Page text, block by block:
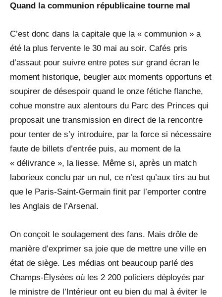
Quand la communion républicaine tourne mal
C’est donc dans la capitale que la « communion » a
été la plus fervente le 30 mai au soir. Cafés pris
d’assaut pour suivre entre potes sur grand écran le
moment historique, beugler aux moments opportuns et
soupirer de désespoir quand le onze fétiche flanche,
cohue monstre aux alentours du Parc des Princes qui
proposait une transmission en direct de la rencontre
pour tenter de s’y introduire, par la force si nécessaire
faute de billets d’entrée puis, au moment de la
« délivrance », la liesse. Même si, après un match
laborieux conclu par un nul, ce n’est qu’aux tirs au but
que le Paris-Saint-Germain finit par l’emporter contre
les Anglais de l’Arsenal.
On conçoit le soulagement des fans. Mais drôle de
manière d’exprimer sa joie que de mettre une ville en
état de siège. Les médias ont beaucoup parlé des
Champs-Élysées où les 2 200 policiers déployés par
le ministre de l’Intérieur ont eu bien du mal à éviter le